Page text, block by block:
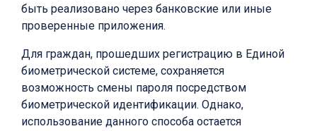
быть реализовано через банковские или иные
проверенные приложения.
Для граждан, прошедших регистрацию в Единой
биометрической системе, сохраняется
возможность смены пароля посредством
биометрической идентификации. Однако,
использование данного способа остается